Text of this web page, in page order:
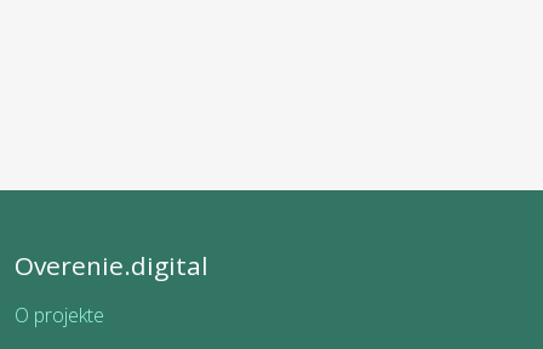
Overenie.digital
O projekte